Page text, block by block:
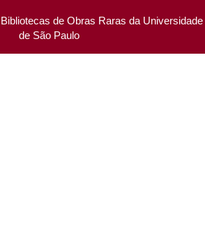
de Obras Raras da Universidade
de São Paulo